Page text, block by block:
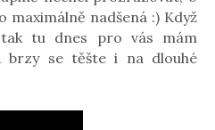
maximálně nadšená :) Když
tu dnes pro vás mám
brzy se těšte i na dlouhé